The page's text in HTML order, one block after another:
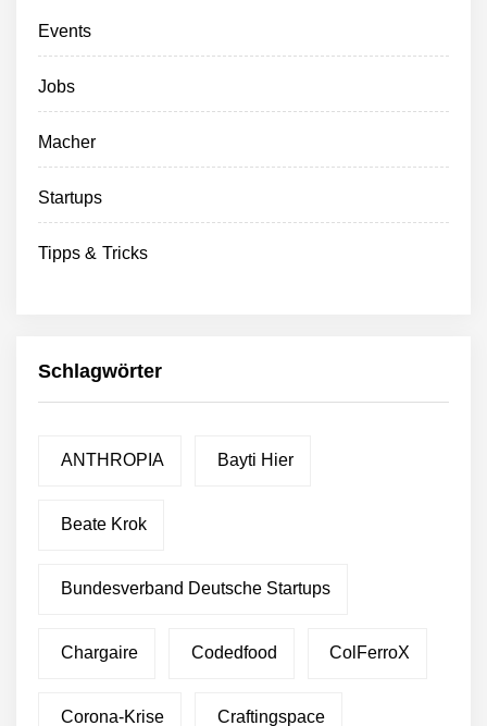
Events
Jobs
Macher
Startups
Tipps & Tricks
Schlagwörter
ANTHROPIA Bayti Hier
Beate Krok
Bundesverband Deutsche Startups
Chargaire Codedfood ColFerroX
Corona-Krise Craftingspace